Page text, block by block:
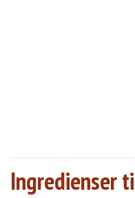
Ingredienser